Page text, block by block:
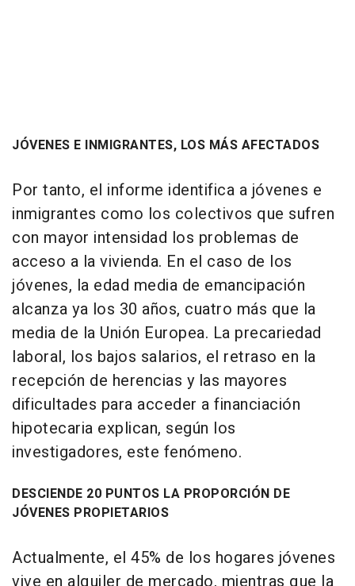
JÓVENES E INMIGRANTES, LOS MÁS AFECTADOS
Por tanto, el informe identifica a jóvenes e
inmigrantes como los colectivos que sufren
con mayor intensidad los problemas de
acceso a la vivienda. En el caso de los
jóvenes, la edad media de emancipación
alcanza ya los 30 años, cuatro más que la
media de la Unión Europea. La precariedad
laboral, los bajos salarios, el retraso en la
recepción de herencias y las mayores
dificultades para acceder a financiación
hipotecaria explican, según los
investigadores, este fenómeno.
DESCIENDE 20 PUNTOS LA PROPORCIÓN DE
JÓVENES PROPIETARIOS
Actualmente, el 45% de los hogares jóvenes